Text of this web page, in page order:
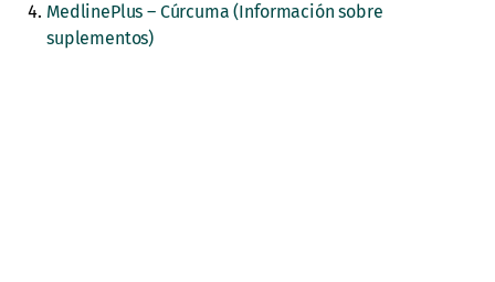
MedlinePlus – Cúrcuma (Información sobre
suplementos)